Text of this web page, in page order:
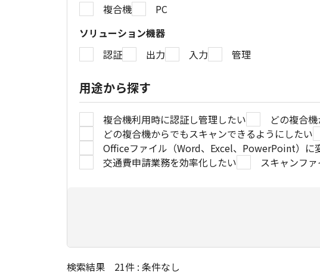
複合機
PC
ソリューション機器
認証
出力 入力 管理
用途から探す
複合機利用時に認証し管理したい どの複合
どの複合機からでもスキャンできるようにしたい
Officeファイル（Word、Excel、PowerPoint）に
交通費申請業務を効率化したい
スキャンフ
検索結果 21件 : 条件なし